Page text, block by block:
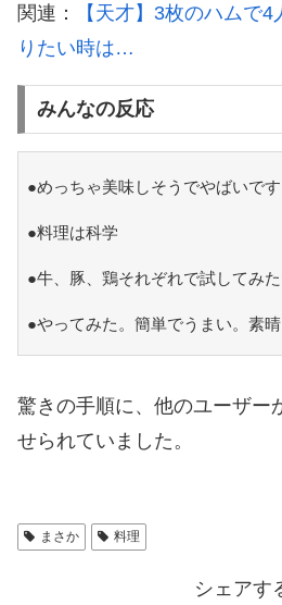
関連：
【天才】3枚のハムで
りたい時は…
みんなの反応
●めっちゃ美味しそうでやばいです
●料理は科学
●牛、豚、鶏それぞれで試してみ
●やってみた。簡単でうまい。素
驚きの手順に、他のユーザー
せられていました。
まさか 料理
シェアす